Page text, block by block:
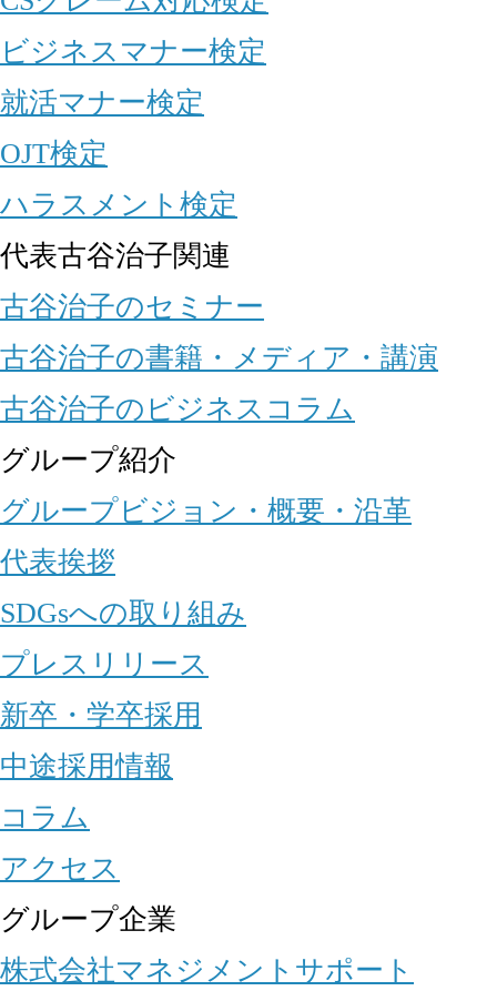
ビジネスマナー検定
就活マナー検定
OJT検定
ハラスメント検定
代表古谷治子関連
古谷治子のセミナー
古谷治子の書籍・メディア・講演
古谷治子のビジネスコラム
グループ紹介
グループビジョン・概要・沿革
代表挨拶
SDGsへの取り組み
プレスリリース
新卒・学卒採用
中途採用情報
コラム
アクセス
グループ企業
株式会社マネジメントサポート